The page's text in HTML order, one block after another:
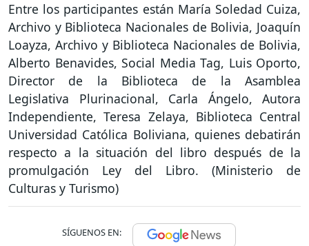
Entre los participantes están María Soledad Cuiza,
Archivo y Biblioteca Nacionales de Bolivia, Joaquín
Loayza, Archivo y Biblioteca Nacionales de Bolivia,
Alberto Benavides, Social Media Tag, Luis Oporto,
Director de la Biblioteca de la Asamblea
Legislativa Plurinacional, Carla Ángelo, Autora
Independiente, Teresa Zelaya, Biblioteca Central
Universidad Católica Boliviana, quienes debatirán
respecto a la situación del libro después de la
promulgación Ley del Libro. (Ministerio de
Culturas y Turismo)
SÍGUENOS EN: